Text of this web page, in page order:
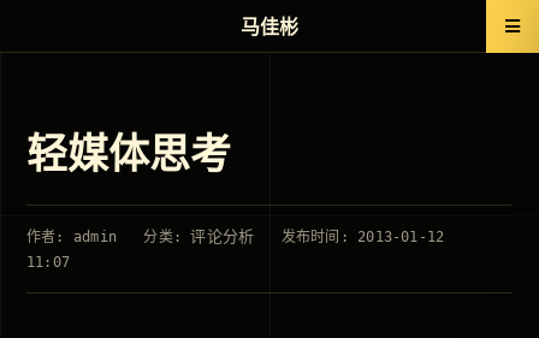
轻媒体思考
作者: admin 分类:评论分析
发布时间: 2013-01-12
11:07
马佳彬